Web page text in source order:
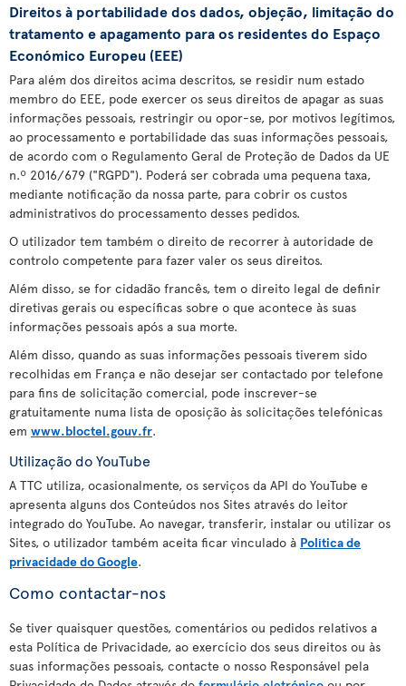
Direitos à portabilidade dos dados, objeção, limitação do
tratamento e apagamento para os residentes do Espaço
Económico Europeu (EEE)
Para além dos direitos acima descritos, se residir num estado
membro do EEE, pode exercer os seus direitos de apagar as suas
informações pessoais, restringir ou opor-se, por motivos legítimos,
ao processamento e portabilidade das suas informações pessoais,
de acordo com o Regulamento Geral de Proteção de Dados da UE
n.º 2016/679 ("RGPD"). Poderá ser cobrada uma pequena taxa,
mediante notificação da nossa parte, para cobrir os custos
administrativos do processamento desses pedidos.
O utilizador tem também o direito de recorrer à autoridade de
controlo competente para fazer valer os seus direitos.
Além disso, se for cidadão francês, tem o direito legal de definir
diretivas gerais ou específicas sobre o que acontece às suas
informações pessoais após a sua morte.
Além disso, quando as suas informações pessoais tiverem sido
recolhidas em França e não desejar ser contactado por telefone
para fins de solicitação comercial, pode inscrever-se
gratuitamente numa lista de oposição às solicitações telefónicas
em www.bloctel.gouv.fr.
Utilização do YouTube
A TTC utiliza, ocasionalmente, os serviços da API do YouTube e
apresenta alguns dos Conteúdos nos Sites através do leitor
integrado do YouTube. Ao navegar, transferir, instalar ou utilizar os
Sites, o utilizador também aceita ficar vinculado à Política de
privacidade do Google.
Como contactar-nos
Se tiver quaisquer questões, comentários ou pedidos relativos a
esta Política de Privacidade, ao exercício dos seus direitos ou às
suas informações pessoais, contacte o nosso Responsável pela